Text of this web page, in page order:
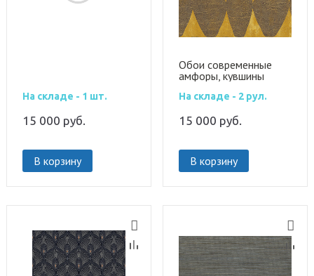
На складе - 1 шт.
15 000 руб.
В корзину
Обои современные
амфоры, кувшины
На складе - 2 рул.
15 000 руб.
В корзину